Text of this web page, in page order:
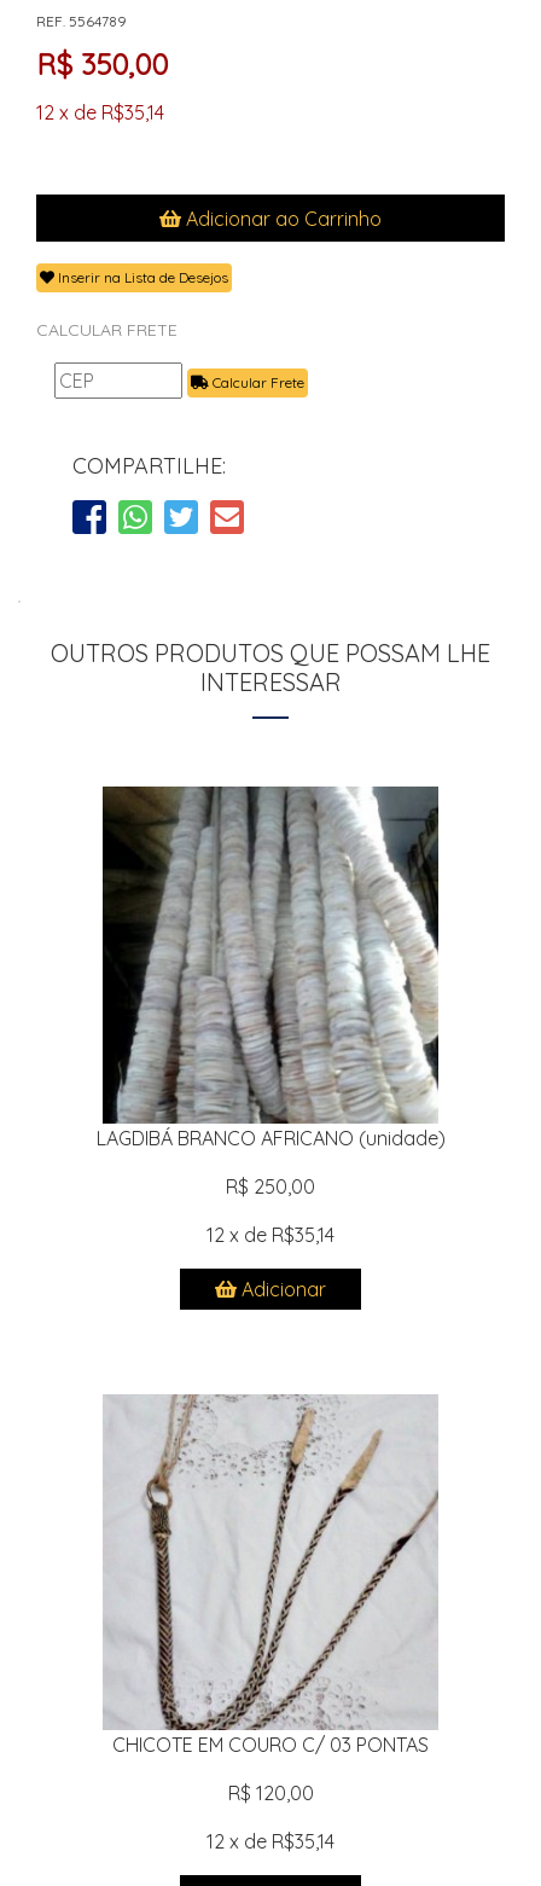
REF. 5564789
R$ 350,00
12 x de R$35,14
Adicionar ao Carrinho
Inserir na Lista de Desejos
CALCULAR FRETE
Calcular Frete
COMPARTILHE:
OUTROS PRODUTOS QUE POSSAM LHE
INTERESSAR
LAGDIBÁ BRANCO AFRICANO (unidade)
R$ 250,00
12 x de R$35,14
Adicionar
CHICOTE EM COURO C/ 03 PONTAS
R$ 120,00
12 x de R$35,14